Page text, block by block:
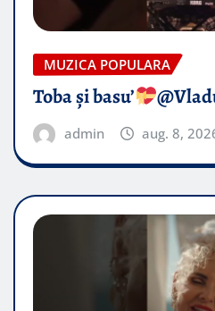
MUZICA POPULARA
Toba și basu’
admin aug. 8,